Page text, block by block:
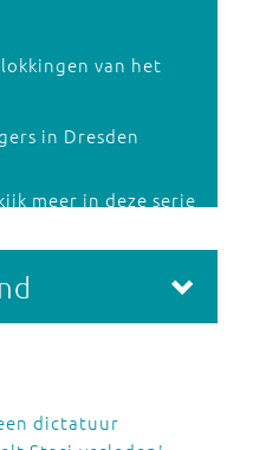
van het
in Dresden
meer in deze serie
dictatuur